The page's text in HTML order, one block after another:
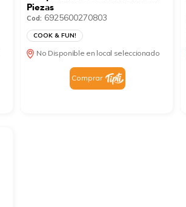
Piezas
Cod: 6925600270803
COOK & FUN!
No Disponible en local seleccionado
Comprar